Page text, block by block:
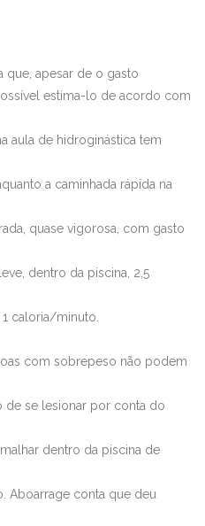
que, apesar de o gasto
estima-lo de acordo com
aula de hidroginástica tem
a caminhada rápida na
quase vigorosa, com gasto
dentro da piscina, 2,5
caloria/minuto.
com sobrepeso não podem
de se lesionar por conta do
dentro da piscina de
Aboarrage conta que deu